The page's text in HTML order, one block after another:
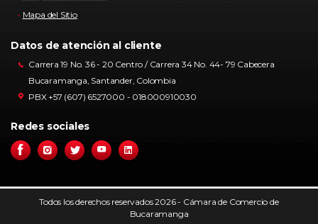
Mapa del Sitio
Datos de atención al cliente
Carrera 19 No. 36 - 20 Centro / Carrera 34 No. 44- 79 Cabecera
Bucaramanga, Santander, Colombia
PBX +57 (607) 6527000 - 018000910030
Redes sociales
Todos los derechos reservados 2026 - Cámara de Comercio de
Bucaramanga